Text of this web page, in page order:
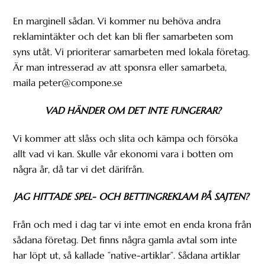
En marginell sådan. Vi kommer nu behöva andra
reklamintäkter och det kan bli fler samarbeten som
syns utåt. Vi prioriterar samarbeten med lokala företag.
Är man intresserad av att sponsra eller samarbeta,
maila peter@compone.se
VAD HÄNDER OM DET INTE FUNGERAR?
Vi kommer att slåss och slita och kämpa och försöka
allt vad vi kan. Skulle vår ekonomi vara i botten om
några år, då tar vi det därifrån.
JAG HITTADE SPEL- OCH BETTINGREKLAM PÅ SAJTEN?
Från och med i dag tar vi inte emot en enda krona från
sådana företag. Det finns några gamla avtal som inte
har löpt ut, så kallade ”native-artiklar”. Sådana artiklar